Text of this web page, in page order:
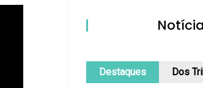
Destaques Dos